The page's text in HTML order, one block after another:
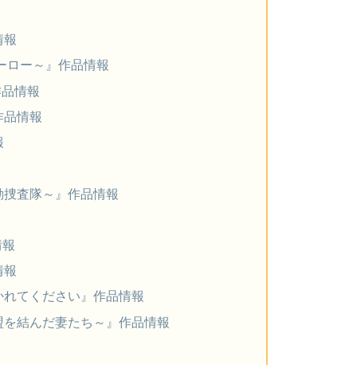
報
ロー～』作品情報
情報
品情報
捜査隊～』作品情報
報
れてください』作品情報
を結んだ妻たち～』作品情報